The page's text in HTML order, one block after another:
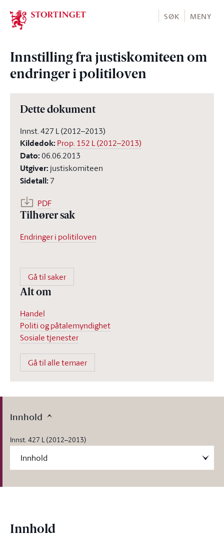
Stortinget.no
SØK MENY
Innstilling fra justiskomiteen om
endringer i politiloven
Dette dokument
Innst. 427 L (2012–2013)
Kildedok: Prop. 152 L (2012–2013)
Dato:06.06.2013
Utgiver: justiskomiteen
Sidetall:7
PDF
Tilhører sak
Endringer i politiloven
Gå til saker
Alt om
Handel
Politi og påtalemyndighet
Sosiale tjenester
Gå til alle temaer
Innhold
Innst. 427 L (2012–2013)
Innhold